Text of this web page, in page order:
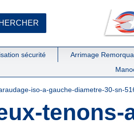
sécurité Arrimage
iso-a-gauche-diametre-30-sn-
tenons-